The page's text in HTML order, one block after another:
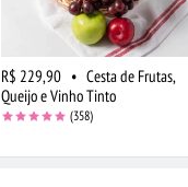
R$ 229,90 • Cesta de Frutas,
Queijo e Vinho Tinto
(358)